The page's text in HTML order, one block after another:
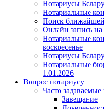
Нотариусы
Нотариальные
Поиск
Онлайн запись
Нотариальные
воскресенье
Нотариусы
Нотариальные
1.01.2026
Вопрос нотариусу
Часто
Завещание